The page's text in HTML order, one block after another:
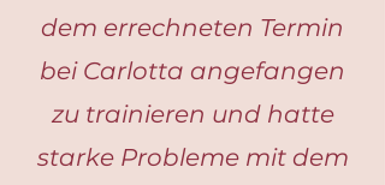
dem errechneten Termin
bei Carlotta angefangen
zu trainieren und hatte
starke Probleme mit dem